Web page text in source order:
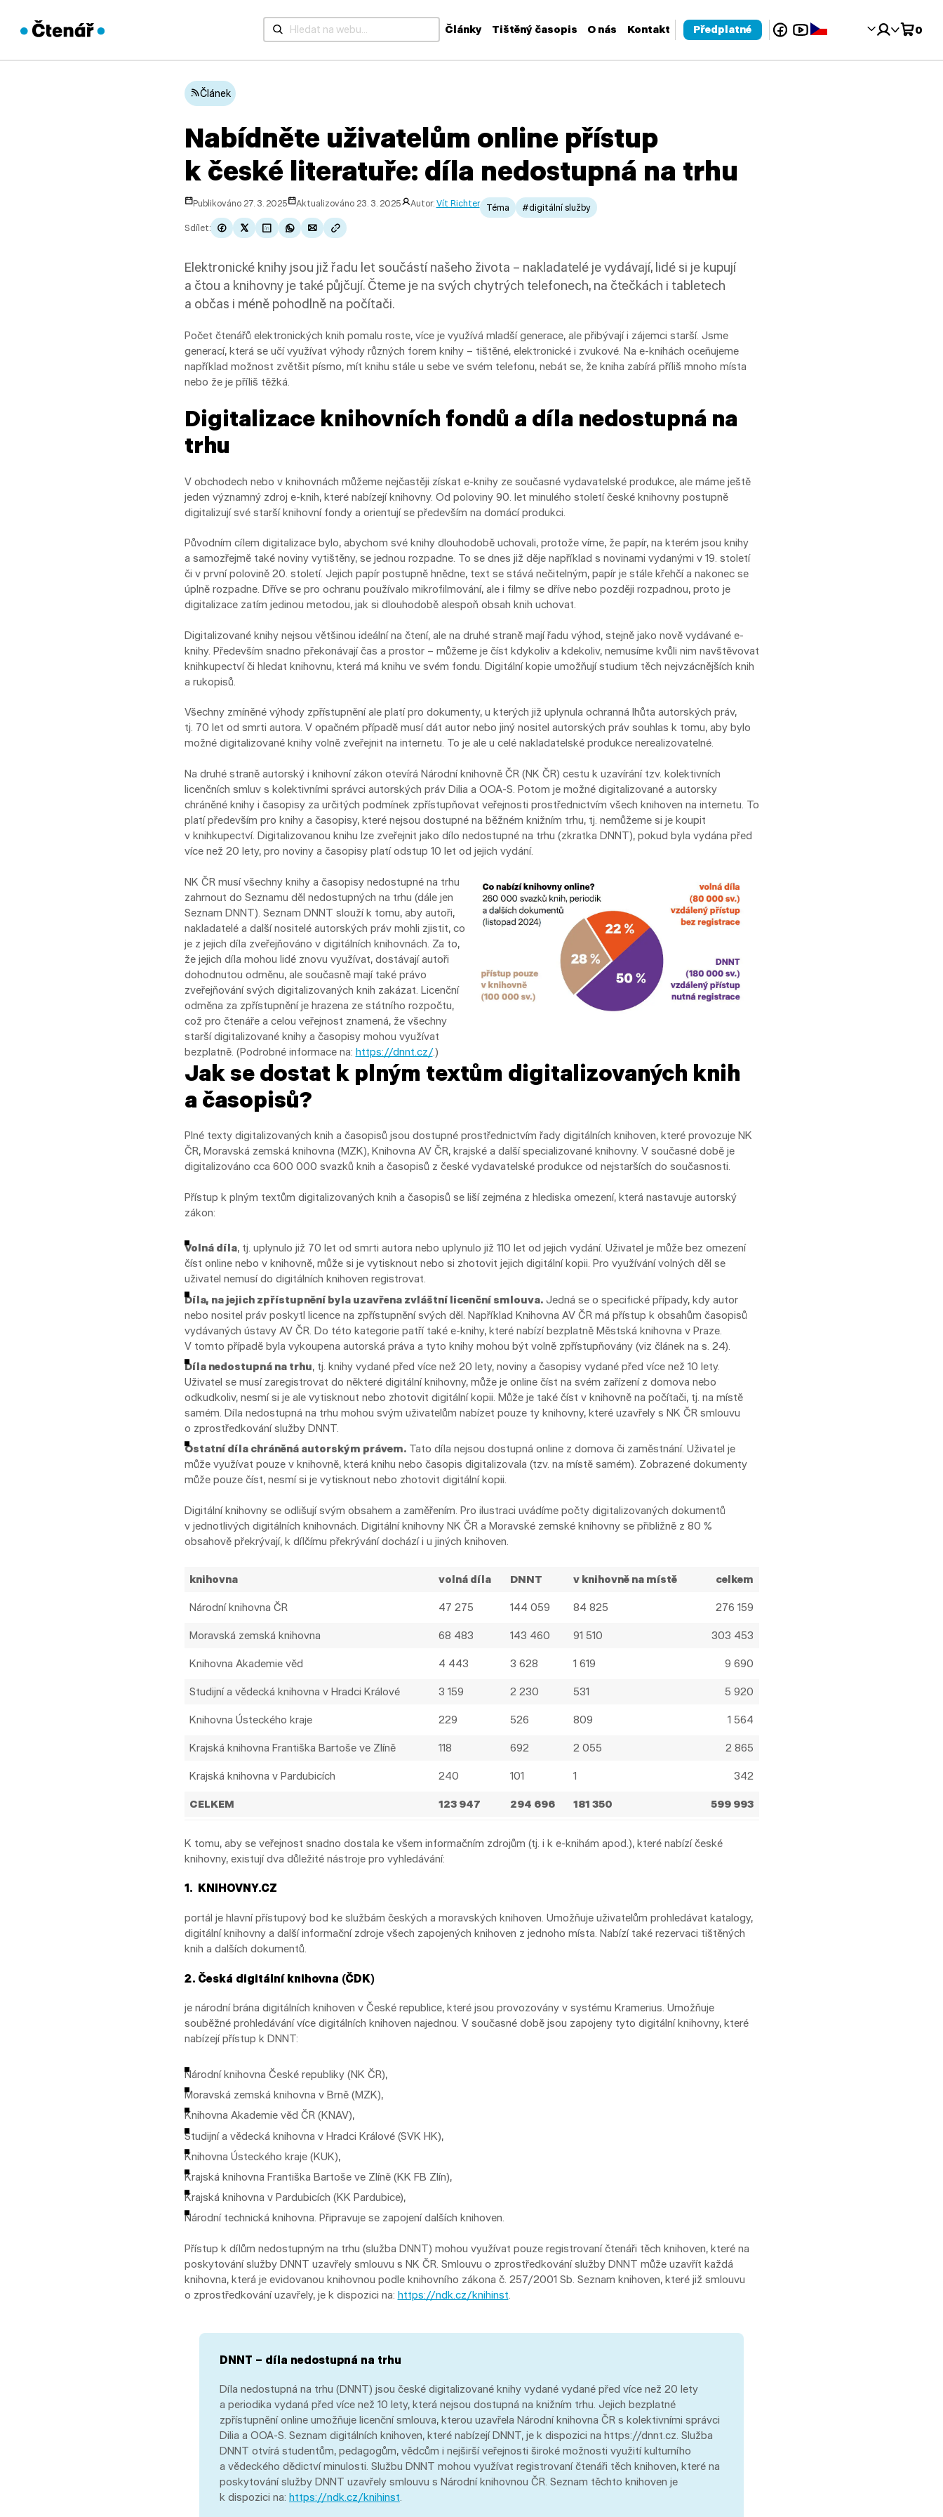
Články Tištěný časopis O nás Kontakt Předplatné Facebook
YouTube 0
Článek
Nabídněte uživatelům online přístup
k české literatuře: díla nedostupná na trhu
Publikováno 27. 3. 2025 Aktualizováno 23. 3. 2025 Autor: Vít Richter Téma
#digitální služby
Sdílet:
Elektronické knihy jsou již řadu let součástí našeho života – nakladatelé je vydávají, lidé si je kupují
a čtou a knihovny je také půjčují. Čteme je na svých chytrých telefonech, na čtečkách i tabletech
a občas i méně pohodlně na počítači.
Počet čtenářů elektronických knih pomalu roste, více je využívá mladší generace, ale přibývají i zájemci starší. Jsme
generací, která se učí využívat výhody různých forem knihy – tištěné, elektronické i zvukové. Na e-knihách oceňujeme
například možnost zvětšit písmo, mít knihu stále u sebe ve svém telefonu, nebát se, že kniha zabírá příliš mnoho místa
nebo že je příliš těžká.
Digitalizace knihovních fondů a díla nedostupná na
trhu
V obchodech nebo v knihovnách můžeme nejčastěji získat e-knihy ze současné vydavatelské produkce, ale máme ještě
jeden významný zdroj e-knih, které nabízejí knihovny. Od poloviny 90. let minulého století české knihovny postupně
digitalizují své starší knihovní fondy a orientují se především na domácí produkci.
Původním cílem digitalizace bylo, abychom své knihy dlouhodobě uchovali, protože víme, že papír, na kterém jsou knihy
a samozřejmě také noviny vytištěny, se jednou rozpadne. To se dnes již děje například s novinami vydanými v 19. století
či v první polovině 20. století. Jejich papír postupně hnědne, text se stává nečitelným, papír je stále křehčí a nakonec se
úplně rozpadne. Dříve se pro ochranu používalo mikrofilmování, ale i filmy se dříve nebo později rozpadnou, proto je
digitalizace zatím jedinou metodou, jak si dlouhodobě alespoň obsah knih uchovat.
Digitalizované knihy nejsou většinou ideální na čtení, ale na druhé straně mají řadu výhod, stejně jako nově vydávané e-
knihy. Především snadno překonávají čas a prostor – můžeme je číst kdykoliv a kdekoliv, nemusíme kvůli nim navštěvovat
knihkupectví či hledat knihovnu, která má knihu ve svém fondu. Digitální kopie umožňují studium těch nejvzácnějších knih
a rukopisů.
Všechny zmíněné výhody zpřístupnění ale platí pro dokumenty, u kterých již uplynula ochranná lhůta autorských práv,
tj. 70 let od smrti autora. V opačném případě musí dát autor nebo jiný nositel autorských práv souhlas k tomu, aby bylo
možné digitalizované knihy volně zveřejnit na internetu. To je ale u celé nakladatelské produkce nerealizovatelné.
Na druhé straně autorský i knihovní zákon otevírá Národní knihovně ČR (NK ČR) cestu k uzavírání tzv. kolektivních
licenčních smluv s kolektivními správci autorských práv Dilia a OOA-S. Potom je možné digitalizované a autorsky
chráněné knihy i časopisy za určitých podmínek zpřístupňovat veřejnosti prostřednictvím všech knihoven na internetu. To
platí především pro knihy a časopisy, které nejsou dostupné na běžném knižním trhu, tj. nemůžeme si je koupit
v knihkupectví. Digitalizovanou knihu lze zveřejnit jako dílo nedostupné na trhu (zkratka DNNT), pokud byla vydána před
více než 20 lety, pro noviny a časopisy platí odstup 10 let od jejich vydání.
NK ČR musí všechny knihy a časopisy nedostupné na trhu
zahrnout do Seznamu děl nedostupných na trhu (dále jen
Seznam DNNT). Seznam DNNT slouží k tomu, aby autoři,
nakladatelé a další nositelé autorských práv mohli zjistit, co
je z jejich díla zveřejňováno v digitálních knihovnách. Za to,
že jejich díla mohou lidé znovu využívat, dostávají autoři
dohodnutou odměnu, ale současně mají také právo
zveřejňování svých digitalizovaných knih zakázat. Licenční
odměna za zpřístupnění je hrazena ze státního rozpočtu,
což pro čtenáře a celou veřejnost znamená, že všechny
starší digitalizované knihy a časopisy mohou využívat
bezplatně. (Podrobné informace na: https://dnnt.cz/.)
Jak se dostat k plným textům digitalizovaných knih
a časopisů?
Plné texty digitalizovaných knih a časopisů jsou dostupné prostřednictvím řady digitálních knihoven, které provozuje NK
ČR, Moravská zemská knihovna (MZK), Knihovna AV ČR, krajské a další specializované knihovny. V současné době je
digitalizováno cca 600 000 svazků knih a časopisů z české vydavatelské produkce od nejstarších do současnosti.
Přístup k plným textům digitalizovaných knih a časopisů se liší zejména z hlediska omezení, která nastavuje autorský
zákon:
Volná díla, tj. uplynulo již 70 let od smrti autora nebo uplynulo již 110 let od jejich vydání. Uživatel je může bez omezení
číst online nebo v knihovně, může si je vytisknout nebo si zhotovit jejich digitální kopii. Pro využívání volných děl se
uživatel nemusí do digitálních knihoven registrovat.
Díla, na jejich zpřístupnění byla uzavřena zvláštní licenční smlouva.Jedná se o specifické případy, kdy autor
nebo nositel práv poskytl licence na zpřístupnění svých děl. Například Knihovna AV ČR má přístup k obsahům časopisů
vydávaných ústavy AV ČR. Do této kategorie patří také e-knihy, které nabízí bezplatně Městská knihovna v Praze.
V tomto případě byla vykoupena autorská práva a tyto knihy mohou být volně zpřístupňovány (viz článek na s. 24).
Díla nedostupná na trhu, tj. knihy vydané před více než 20 lety, noviny a časopisy vydané před více než 10 lety.
Uživatel se musí zaregistrovat do některé digitální knihovny, může je online číst na svém zařízení z domova nebo
odkudkoliv, nesmí si je ale vytisknout nebo zhotovit digitální kopii. Může je také číst v knihovně na počítači, tj. na místě
samém. Díla nedostupná na trhu mohou svým uživatelům nabízet pouze ty knihovny, které uzavřely s NK ČR smlouvu
o zprostředkování služby DNNT.
Ostatní díla chráněná autorským právem.Tato díla nejsou dostupná online z domova či zaměstnání. Uživatel je
může využívat pouze v knihovně, která knihu nebo časopis digitalizovala (tzv. na místě samém). Zobrazené dokumenty
může pouze číst, nesmí si je vytisknout nebo zhotovit digitální kopii.
Digitální knihovny se odlišují svým obsahem a zaměřením. Pro ilustraci uvádíme počty digitalizovaných dokumentů
v jednotlivých digitálních knihovnách. Digitální knihovny NK ČR a Moravské zemské knihovny se přibližně z 80 %
obsahově překrývají, k dílčímu překrývání dochází i u jiných knihoven.
knihovna volná díla DNNT v knihovně na místě celkem
Národní knihovna ČR 47 275 144 059 84 825 276 159
Moravská zemská knihovna 68 483 143 460 91 510 303 453
Knihovna Akademie věd 4 443 3 628 1 619 9 690
Studijní a vědecká knihovna v Hradci Králové 3 159 2 230 531 5 920
Knihovna Ústeckého kraje 229 526 809 1 564
Krajská knihovna Františka Bartoše ve Zlíně 118 692 2 055 2 865
Krajská knihovna v Pardubicích 240 101 1 342
CELKEM 123 947 294 696 181 350 599 993
K tomu, aby se veřejnost snadno dostala ke všem informačním zdrojům (tj. i k e-knihám apod.), které nabízí české
knihovny, existují dva důležité nástroje pro vyhledávání:
1. KNIHOVNY.CZ
portál je hlavní přístupový bod ke službám českých a moravských knihoven. Umožňuje uživatelům prohledávat katalogy,
digitální knihovny a další informační zdroje všech zapojených knihoven z jednoho místa. Nabízí také rezervaci tištěných
knih a dalších dokumentů.
2. Česká digitální knihovna (ČDK)
je národní brána digitálních knihoven v České republice, které jsou provozovány v systému Kramerius. Umožňuje
souběžné prohledávání více digitálních knihoven najednou. V současné době jsou zapojeny tyto digitální knihovny, které
nabízejí přístup k DNNT:
Národní knihovna České republiky (NK ČR),
Moravská zemská knihovna v Brně (MZK),
Knihovna Akademie věd ČR (KNAV),
Studijní a vědecká knihovna v Hradci Králové (SVK HK),
Knihovna Ústeckého kraje (KUK),
Krajská knihovna Františka Bartoše ve Zlíně (KK FB Zlín),
Krajská knihovna v Pardubicích (KK Pardubice),
Národní technická knihovna. Připravuje se zapojení dalších knihoven.
Přístup k dílům nedostupným na trhu (služba DNNT) mohou využívat pouze registrovaní čtenáři těch knihoven, které na
poskytování služby DNNT uzavřely smlouvu s NK ČR. Smlouvu o zprostředkování služby DNNT může uzavřít každá
knihovna, která je evidovanou knihovnou podle knihovního zákona č. 257/2001 Sb. Seznam knihoven, které již smlouvu
o zprostředkování uzavřely, je k dispozici na: https://ndk.cz/knihinst.
DNNT – díla nedostupná na trhu
Díla nedostupná na trhu (DNNT) jsou české digitalizované knihy vydané vydané před více než 20 lety
a periodika vydaná před více než 10 lety, která nejsou dostupná na knižním trhu. Jejich bezplatné
zpřístupnění online umožňuje licenční smlouva, kterou uzavřela Národní knihovna ČR s kolektivními správci
Dilia a OOA-S. Seznam digitálních knihoven, které nabízejí DNNT, je k dispozici na https://dnnt.cz. Služba
DNNT otvírá studentům, pedagogům, vědcům i nejširší veřejnosti široké možnosti využití kulturního
a vědeckého dědictví minulosti. Službu DNNT mohou využívat registrovaní čtenáři těch knihoven, které na
poskytování služby DNNT uzavřely smlouvu s Národní knihovnou ČR. Seznam těchto knihoven je
k dispozici na: https://ndk.cz/knihinst.